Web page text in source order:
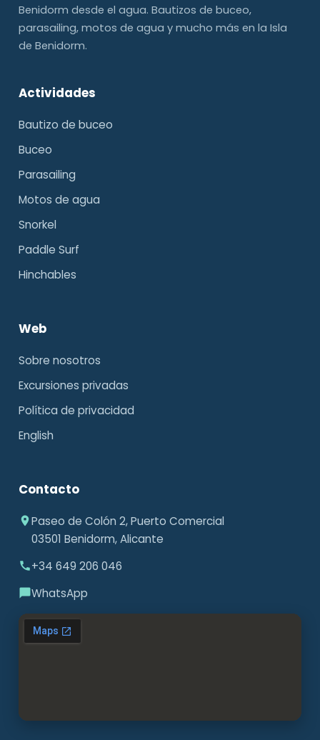
Benidorm desde el agua. Bautizos de buceo,
parasailing, motos de agua y mucho más en la Isla
de Benidorm.
Actividades
Bautizo de buceo
Buceo
Parasailing
Motos de agua
Snorkel
Paddle Surf
Hinchables
Web
Sobre nosotros
Excursiones privadas
Política de privacidad
English
Contacto
Paseo de Colón 2, Puerto Comercial
03501 Benidorm, Alicante
+34 649 206 046
WhatsApp